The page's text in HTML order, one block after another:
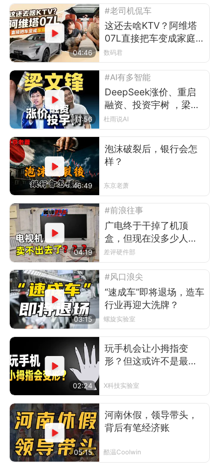
04:46
#老司机侃车
这还去啥KTV？阿维塔
07L直接把车变成家庭演
唱会
数码君
11:56
#AI有多智能
DeepSeek涨价、重启
融资、投资宇树 ，梁文
锋在布什么局？
杜雨说AI
46:49
泡沫破裂后，银行会怎
样？
东京老萧
04:19
#前浪往事
广电终于干掉了机顶
盒，但现在没多少人看
电视了
差评硬件部
03:15
#风口浪尖
“速成车”即将退场，造车
行业再迎大洗牌？
螺旋实验室
02:24
玩手机会让小拇指变
形？但这或许不是最可
X科技实验室
05:15
河南休假，领导带头，
背后有笔经济账
酷温Coolwin